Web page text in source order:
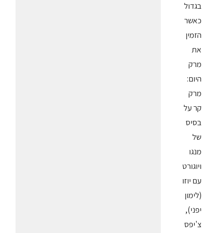
בגדול
כאשר
הזמין
את
מרק
היום:
מרק
קר על
בסיס
של
מנגו
ויוגורט
עם יוזו
(לימון
יפני),
צ'יפס